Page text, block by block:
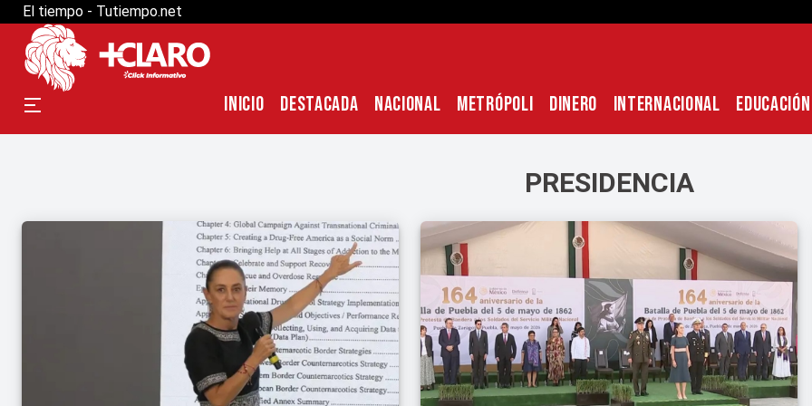
El tiempo - Tutiempo.net
INICIO DESTACADA NACIONAL METRÓPOLI DINERO INTERNACIONAL EDUCACIÓN
PRESIDENCIA